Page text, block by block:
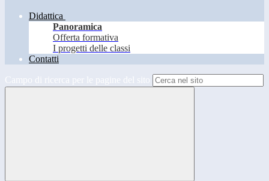
Didattica
Panoramica
Offerta formativa
I progetti delle classi
Contatti
Campo di ricerca per le pagine del sito